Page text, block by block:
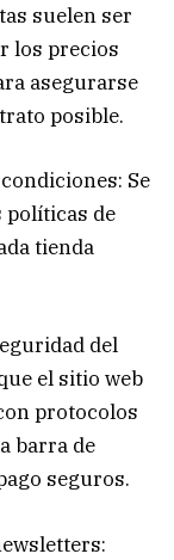
suelen ser
los precios
asegurarse
posible.
Se
políticas de
tienda
del
el sitio web
protocolos
barra de
seguros.